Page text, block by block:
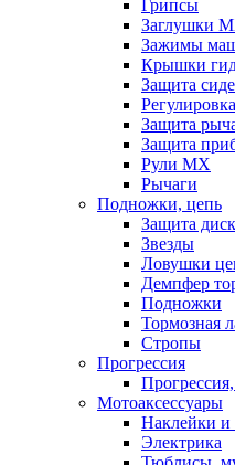
Грипсы
Заглушки
Зажимы
Крышки
Защита
Защита
Защита
Рули MX
Рычаги
Подножки, цепь
Защита
Звезды
Ловушки
Демпфер
Подножки
Тормозная
Стропы
Прогрессия
Мотоаксессуары
Наклейки и
Электрика